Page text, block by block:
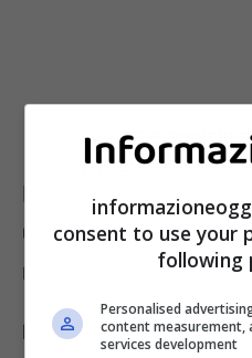
Non bastano i
una Regione
rivolta
La Regione
consent to use your
following
Personalised
content measurement,
services development